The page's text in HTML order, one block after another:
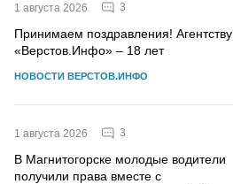
1 августа 2026 3
Принимаем поздравления! Агентству
«Верстов.Инфо» – 18 лет
НОВОСТИ ВЕРСТОВ.ИНФО
1 августа 2026 3
В Магнитогорске молодые водители
получили права вместе с